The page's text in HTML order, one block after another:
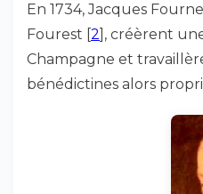
En 1734, Jacques
Fourest 2 , créèrent
Champagne et
bénédictines alors